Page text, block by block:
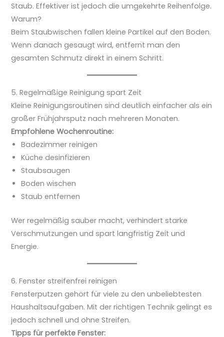
Staub. Effektiver ist jedoch die umgekehrte Reihenfolge.
Warum?
Beim Staubwischen fallen kleine Partikel auf den Boden.
Wenn danach gesaugt wird, entfernt man den
gesamten Schmutz direkt in einem Schritt.
5. Regelmäßige Reinigung spart Zeit
Kleine Reinigungsroutinen sind deutlich einfacher als ein
großer Frühjahrsputz nach mehreren Monaten.
Empfohlene Wochenroutine:
Badezimmer reinigen
Küche desinfizieren
Staubsaugen
Boden wischen
Staub entfernen
Wer regelmäßig sauber macht, verhindert starke
Verschmutzungen und spart langfristig Zeit und
Energie.
6. Fenster streifenfrei reinigen
Fensterputzen gehört für viele zu den unbeliebtesten
Haushaltsaufgaben. Mit der richtigen Technik gelingt es
jedoch schnell und ohne Streifen.
Tipps für perfekte Fenster: